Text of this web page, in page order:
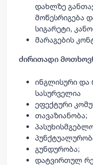
დახლზე
მოწესრიგება
სიგარეტი,
მარაგების
ძირითადი
ინგლისური და
სასურველია
ეფექტური
თავაზიანობა;
გუნდურობა;
დატვირთულ